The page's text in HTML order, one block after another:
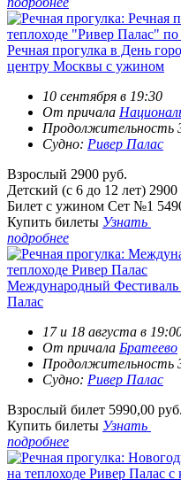
Речная прогулка в День
центру Москвы с ужином
10 сентября в 19:30
От причала
Продолжительность
Судно: Ривер Палас
Взрослый 2900 руб.
Детский (с 6 до 12 лет) 2900
Билет с ужином Сет №1
Купить билеты Узнать
подробнее
Международный Фестиваль
Палас
17 и 18 августа в
От причала Братеево
Продолжительность
Судно: Ривер Палас
Взрослый билет 5990,00 руб.
Купить билеты Узнать
подробнее